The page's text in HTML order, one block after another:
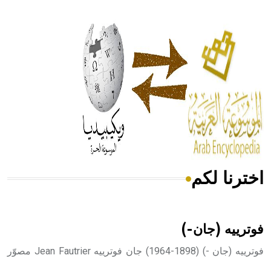
الحكم، الأدلة، تنظيم التغذية، ورسالته في جروح الرأس. ويعود
له الفضل بأنه حرر الطب من الدين والفلسفة.
- هل تعلم أن المرجان إفراز حيواني يتكون في البحر ويتركب
من مادة كربونات الكلسيوم، وهو أحمر أو شديد الحمرة وهو
أجود أنواعه، ويمتاز بكبر الحجم ويسمى الش
هل تعلم أن الأبسيد كلمة فرنسية اللفظ تم اعتمادها مصطلحاً
اخترنا لكم
فوترييه (جان-)
فوترييه (جان -) (1898-1964) جان فوترييه Jean Fautrier مصوّر